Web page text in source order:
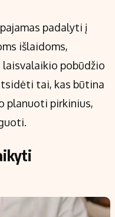
padalyti į
išlaidoms,
pobūdžio
tai, kas būtina
planuoti pirkinius,